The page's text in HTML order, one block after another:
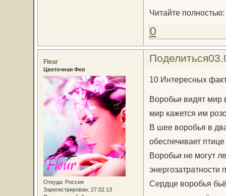
Читайте полностью:
0
Поделиться
Fleur
Цветочная Фея
Откуда: Россия
Зарегистрирован: 27.02.13
10 Интересных
Воробьи видят мир
мир кажется им
В шее воробья в
обеспечивает
Воробьи не могут
Сердце воробья